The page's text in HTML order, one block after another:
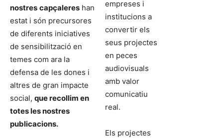
nostres capçaleres han
estat i són precursores
de diferents iniciatives
de sensibilització en
temes com ara la
defensa de les dones i
altres de gran impacte
social, que recollim en
totes les nostres
publicacions.
empreses i
institucions a
convertir els
seus projectes
en peces
audiovisuals
amb valor
comunicatiu
real.
Els projectes